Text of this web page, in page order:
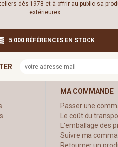
dès 1978 et à offrir au public sa
extérieures.
5 000 RÉFÉRENCES EN STOCK
MA COMMANDE
Passer une
Le coût du
L'emballage des
Suivre ma
Retourner un